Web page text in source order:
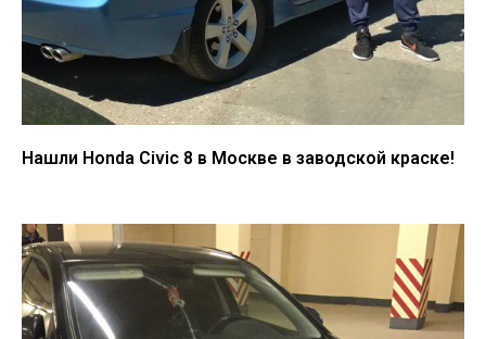
Нашли Honda Civic 8 в Москве в заводской краске!